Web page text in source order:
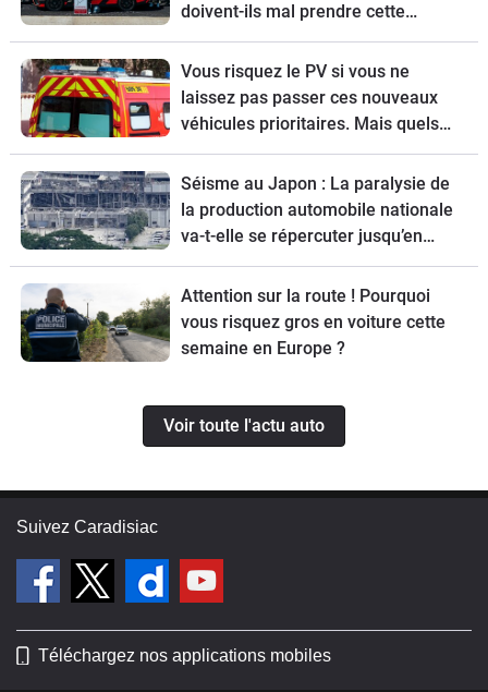
doivent-ils mal prendre cette
nouvelle ?
Vous risquez le PV si vous ne
laissez pas passer ces nouveaux
véhicules prioritaires. Mais quels
sont-ils ?
Séisme au Japon : La paralysie de
la production automobile nationale
va-t-elle se répercuter jusqu’en
Europe ?
Attention sur la route ! Pourquoi
vous risquez gros en voiture cette
semaine en Europe ?
Voir toute l'actu auto
Suivez Caradisiac
Téléchargez nos applications mobiles